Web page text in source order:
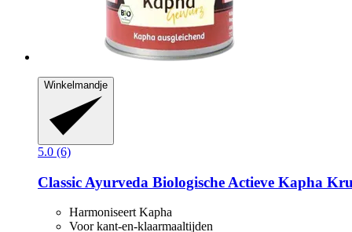
Winkelmandje
5.0 (6)
Classic Ayurveda Biologische Actieve Kapha
Harmoniseert Kapha
Voor kant-en-klaarmaaltijden